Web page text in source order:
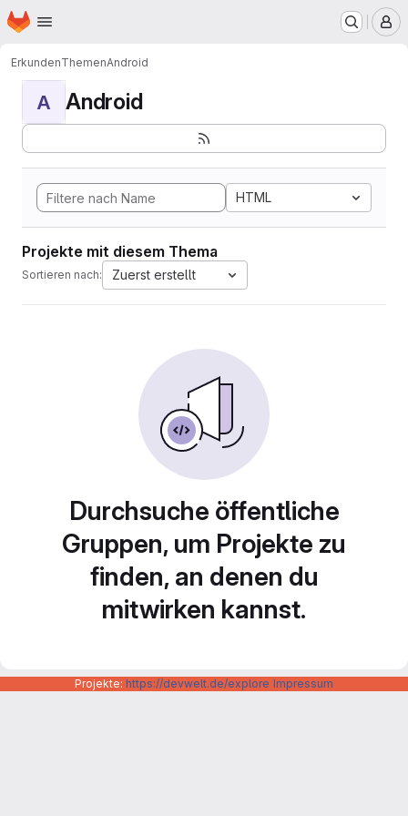
Zum Hauptinhalt springen
Startseite
ErkundenThemenAndroid
A Android
HTML
Projekte mit diesem Thema
Sortieren nach: Zuerst erstellt
Durchsuche öffentliche
Gruppen, um Projekte zu
finden, an denen du
mitwirken kannst.
Projekte: https://devwelt.de/explore Impressum